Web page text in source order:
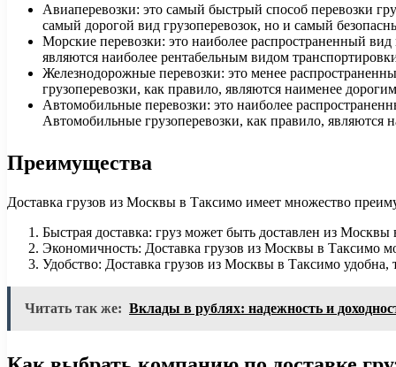
Авиаперевозки: это самый быстрый способ перевозки
самый дорогой вид грузоперевозок, но и самый
Морские перевозки: это наиболее распространенный
являются наиболее рентабельным видом
Железнодорожные перевозки: это менее
грузоперевозки, как правило, являются наименее
Автомобильные перевозки: это наиболее
Автомобильные грузоперевозки, как правило,
Преимущества
Доставка грузов из Москвы в Таксимо имеет множество
Быстрая доставка: груз может быть доставлен из
Экономичность: Доставка грузов из Москвы в Таксимо
Удобство: Доставка грузов из Москвы в Таксимо удобна,
Читать так же: Вклады в рублях: надежность и